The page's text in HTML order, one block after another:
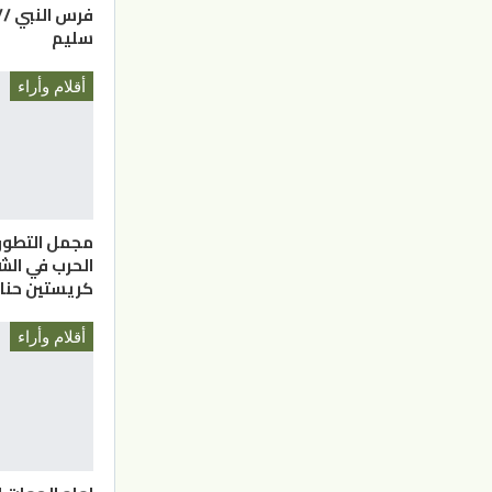
فرس النبي
سليم
أقلام وأراء
مجمل
الحرب في
كريستين
أقلام وأراء